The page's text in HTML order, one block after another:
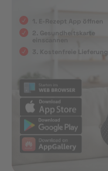
1. E-Rezept App öffnen
2. Gesundheitskarte
einscannen
3. Kostenfreie Lieferung